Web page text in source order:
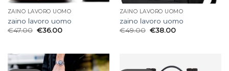
ZAINO LAVORO UOMO
zaino lavoro uomo
€47.00 €36.00
ZAINO LAVORO UOMO
zaino lavoro uomo
€49.00 €38.00